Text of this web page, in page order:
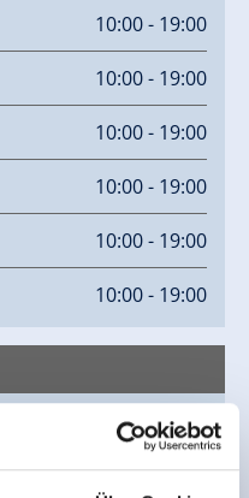
10:00 - 19:00
10:00 - 19:00
10:00 - 19:00
10:00 - 19:00
10:00 - 19:00
10:00 - 19:00